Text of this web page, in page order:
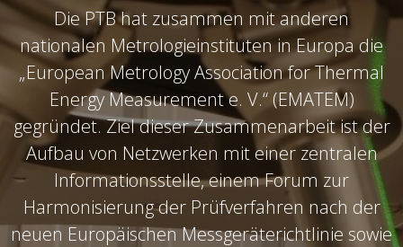
Die PTB hat zusammen mit anderen
nationalen Metrologieinstituten in Europa die
„European Metrology Association for Thermal
Energy Measurement e. V.“ (EMATEM)
gegründet. Ziel dieser Zusammenarbeit ist der
Aufbau von Netzwerken mit einer zentralen
Informationsstelle, einem Forum zur
Harmonisierung der Prüfverfahren nach der
neuen Europäischen Messgeräterichtlinie sowie